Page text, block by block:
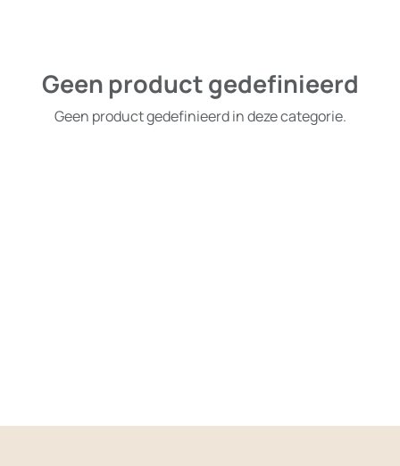
Geen product gedefinieerd
Geen product gedefinieerd in deze categorie.